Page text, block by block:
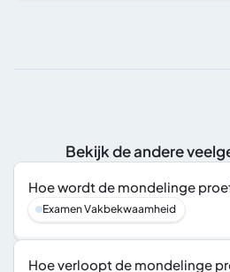
Bekijk de andere
Hoe wordt de mondelinge
Examen Vakbekwaamheid
Hoe verloopt de mondelinge